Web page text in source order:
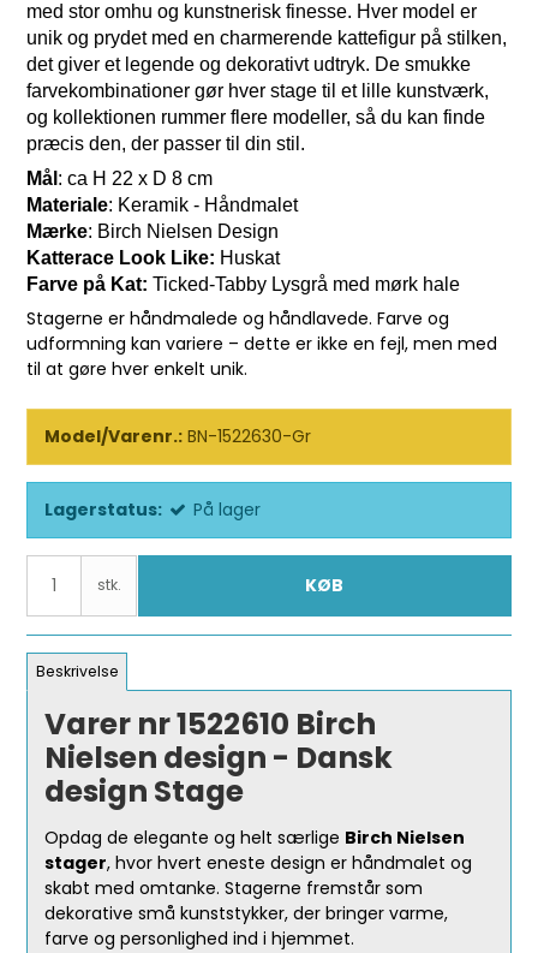
med stor omhu og kunstnerisk finesse. Hver model er
unik og prydet med en charmerende kattefigur på stilken,
det giver et legende og dekorativt udtryk. De smukke
farvekombinationer gør hver stage til et lille kunstværk,
og kollektionen rummer flere modeller, så du kan finde
præcis den, der passer til din stil.
Mål : ca H 22 x D 8 cm
Materiale: Keramik - Håndmalet
Mærke: Birch Nielsen Design
Katterace Look Like: Huskat
Farve på Kat:Ticked-Tabby Lysgrå med mørk hale
Stagerne er håndmalede og håndlavede. Farve og
udformning kan variere – dette er ikke en fejl, men med
til at gøre hver enkelt unik.
Model/Varenr.: BN-1522630-Gr
Lagerstatus: På lager
stk. KØB
Beskrivelse
Varer nr 1522610 Birch
Nielsen design - Dansk
design Stage
Opdag de elegante og helt særlige Birch Nielsen
stager, hvor hvert eneste design er håndmalet og
skabt med omtanke. Stagerne fremstår som
dekorative små kunststykker, der bringer varme,
farve og personlighed ind i hjemmet.